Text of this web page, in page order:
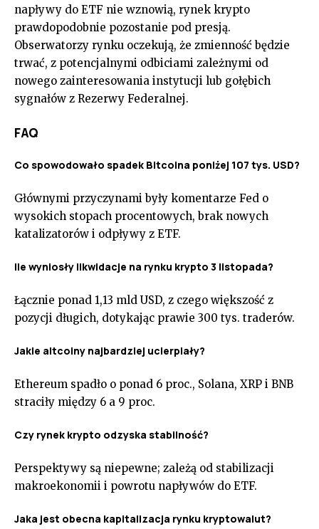
napływy do ETF nie wznowią, rynek krypto
prawdopodobnie pozostanie pod presją.
Obserwatorzy rynku oczekują, że zmienność będzie
trwać, z potencjalnymi odbiciami zależnymi od
nowego zainteresowania instytucji lub gołębich
sygnałów z Rezerwy Federalnej.
FAQ
Co spowodowało spadek Bitcoina poniżej 107 tys. USD?
Głównymi przyczynami były komentarze Fed o
wysokich stopach procentowych, brak nowych
katalizatorów i odpływy z ETF.
Ile wyniosły likwidacje na rynku krypto 3 listopada?
Łącznie ponad 1,13 mld USD, z czego większość z
pozycji długich, dotykając prawie 300 tys. traderów.
Jakie altcoiny najbardziej ucierpiały?
Ethereum spadło o ponad 6 proc., Solana, XRP i BNB
straciły między 6 a 9 proc.
Czy rynek krypto odzyska stabilność?
Perspektywy są niepewne; zależą od stabilizacji
makroekonomii i powrotu napływów do ETF.
Jaka jest obecna kapitalizacja rynku kryptowalut?